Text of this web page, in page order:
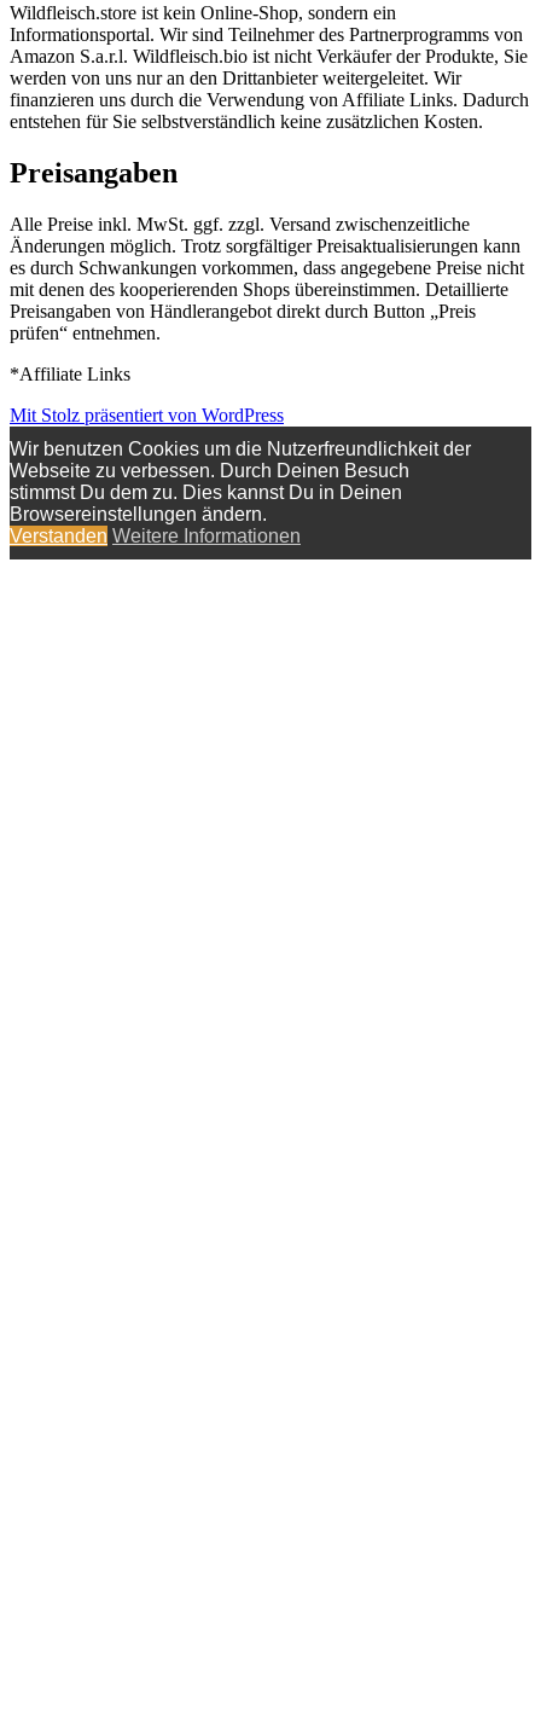
Wildfleisch.store ist kein Online-Shop, sondern ein
Informationsportal. Wir sind Teilnehmer des Partnerprogramms von
Amazon S.a.r.l. Wildfleisch.bio ist nicht Verkäufer der Produkte, Sie
werden von uns nur an den Drittanbieter weitergeleitet. Wir
finanzieren uns durch die Verwendung von Affiliate Links. Dadurch
entstehen für Sie selbstverständlich keine zusätzlichen Kosten.
Preisangaben
Alle Preise inkl. MwSt. ggf. zzgl. Versand zwischenzeitliche
Änderungen möglich. Trotz sorgfältiger Preisaktualisierungen kann
es durch Schwankungen vorkommen, dass angegebene Preise nicht
mit denen des kooperierenden Shops übereinstimmen. Detaillierte
Preisangaben von Händlerangebot direkt durch Button „Preis
prüfen“ entnehmen.
*Affiliate Links
Mit Stolz präsentiert von WordPress
Wir benutzen Cookies um die Nutzerfreundlichkeit der
Webseite zu verbessen. Durch Deinen Besuch
stimmst Du dem zu. Dies kannst Du in Deinen
Browsereinstellungen ändern.
Verstanden Weitere Informationen